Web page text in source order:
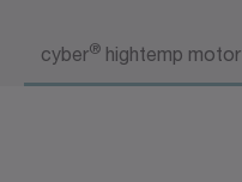
cyber® hightemp motor